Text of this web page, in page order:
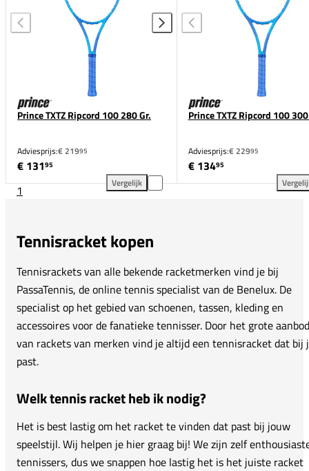
Prince TXTZ Ripcord 100 280 Gr.
Adviesprijs:€ 21995
€ 13195
Vergelijk
Prince TXTZ Ripcord 100
Adviesprijs:€ 22995
€ 13495
1
Tennisracket kopen
Tennisrackets van alle bekende racketmerken vind je bij
PassaTennis, de online tennis specialist van de Benelux. De
specialist op het gebied van schoenen, tassen, kleding en
accessoires voor de fanatieke tennisser. Door het grote aanbod
van rackets van merken vind je altijd een tennisracket dat bij
past.
Welk tennis racket heb ik nodig?
Het is best lastig om het racket te vinden dat past bij jouw
speelstijl. Wij helpen je hier graag bij! We zijn zelf
tennissers, dus we snappen hoe lastig het is het juiste racket